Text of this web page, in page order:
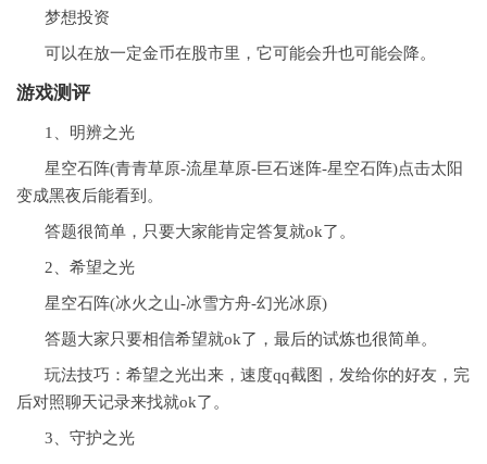
梦想投资
可以在放一定金币在股市里，它可能会升也可能会降。
游戏测评
1、明辨之光
星空石阵(青青草原-流星草原-巨石迷阵-星空石阵)点击太阳
变成黑夜后能看到。
答题很简单，只要大家能肯定答复就ok了。
2、希望之光
星空石阵(冰火之山-冰雪方舟-幻光冰原)
答题大家只要相信希望就ok了，最后的试炼也很简单。
玩法技巧：希望之光出来，速度qq截图，发给你的好友，完
后对照聊天记录来找就ok了。
3、守护之光